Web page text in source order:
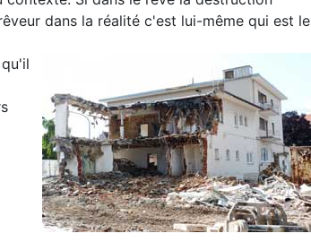
dans la réalité c'est lui-même qui est le